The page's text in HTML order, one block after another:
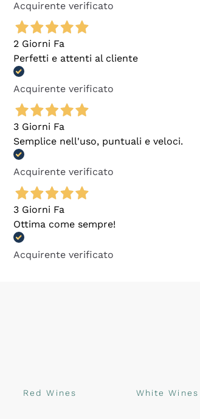
Acquirente verificato
2 Giorni Fa
Perfetti e attenti al cliente
Acquirente verificato
3 Giorni Fa
Semplice nell'uso, puntuali e veloci.
Acquirente verificato
3 Giorni Fa
Ottima come sempre!
Acquirente verificato
Red Wines White Wines